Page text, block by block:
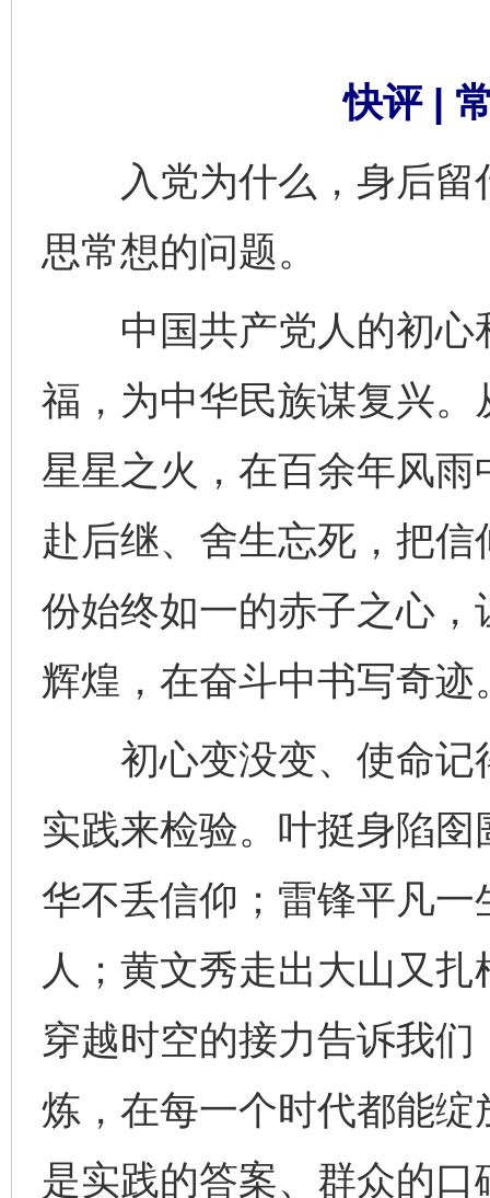
快评 |
入党为什么，身后留
思常想的问题。
中国共产党人的初心
福，为中华民族谋复兴
星星之火，在百余年风
赴后继、舍生忘死，把
份始终如一的赤子之心
辉煌，在奋斗中书写奇迹
初心变没变、使命记
实践来检验。叶挺身陷
华不丢信仰；雷锋平凡
人；黄文秀走出大山又
穿越时空的接力告诉我
炼，在每一个时代都能
是实践的答案、群众的